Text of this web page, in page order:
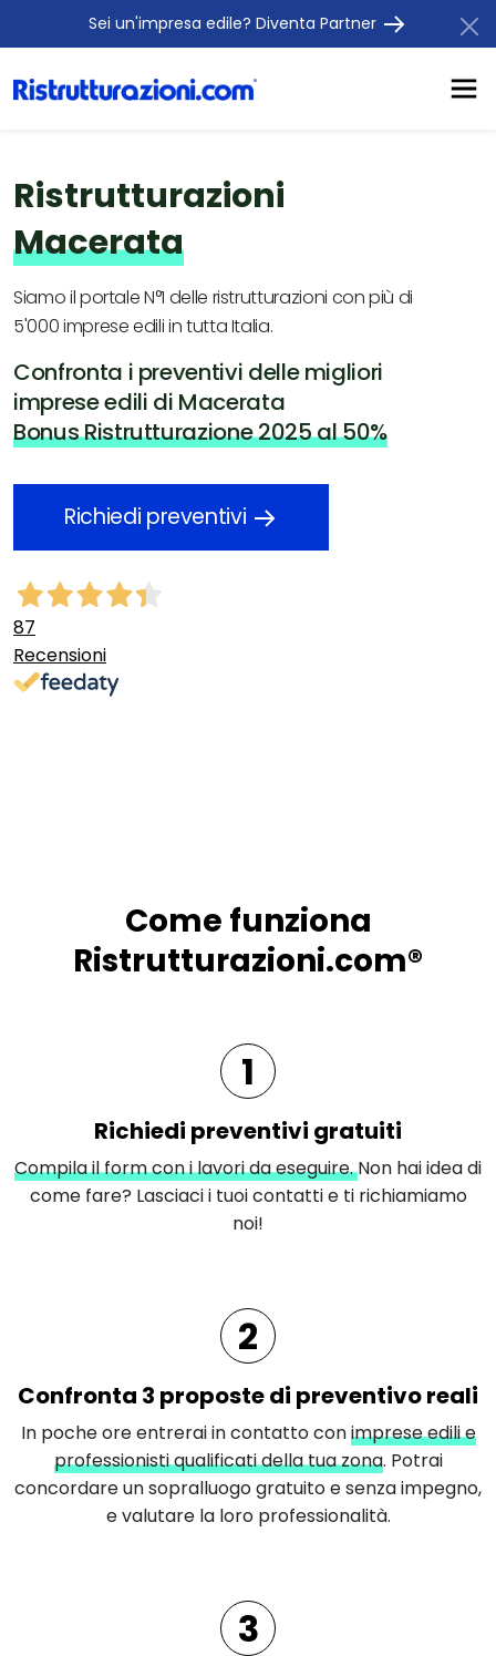
Sei un'impresa edile? Diventa Partner
Ristrutturazioni
Macerata
Siamo il portale N°1 delle ristrutturazioni con più di
5'000 imprese edili in tutta Italia.
Confronta i preventivi delle migliori
imprese edili di Macerata
Bonus Ristrutturazione 2025 al 50%
Richiedi preventivi
87
Recensioni
Come funziona
Ristrutturazioni.com®
1
Richiedi preventivi gratuiti
Compila il form con i lavori da eseguire.Non hai idea di
come fare? Lasciaci i tuoi contatti e ti richiamiamo
noi!
2
Confronta 3 proposte di preventivo reali
In poche ore entrerai in contatto conimprese edili e
professionisti qualificati della tua zona. Potrai
concordare un sopralluogo gratuito e senza impegno,
e valutare la loro professionalità.
3